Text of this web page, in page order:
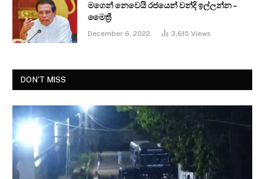
මගෙන් නෙවෙයි රජයෙන් වන්දි ඉල්ලන්න –
මෛත්‍රී
December 6, 2022 3,615 Views
DON'T MISS